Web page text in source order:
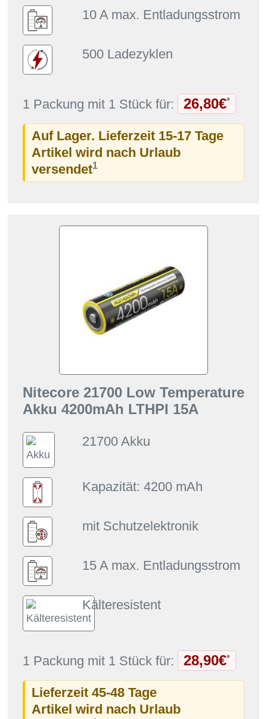
10 A max. Entladungsstrom
500 Ladezyklen
1 Packung mit 1 Stück für: 26,80€*
Auf Lager. Lieferzeit 15-17 Tage
Artikel wird nach Urlaub
versendet1
Nitecore 21700 Low Temperature
Akku 4200mAh LTHPI 15A
21700 Akku
Kapazität: 4200 mAh
mit Schutzelektronik
15 A max. Entladungsstrom
Kälteresistent
1 Packung mit 1 Stück für: 28,90€*
Lieferzeit 45-48 Tage
Artikel wird nach Urlaub